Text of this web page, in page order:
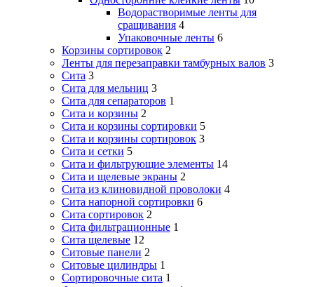
Водорастворимые ленты для
сращивания 4
Упаковочные ленты 6
Корзины сортировок 2
Ленты для перезаправки тамбурных валов 3
Сита 3
Сита для мельниц 3
Сита для сепараторов 1
Сита и корзины 2
Сита и корзины сортировки 5
Сита и корзины сортировок 3
Сита и сетки 5
Сита и фильтрующие элементы 14
Сита и щелевые экраны 2
Сита из клиновидной проволоки 4
Сита напорной сортировки 6
Сита сортировок 2
Сита фильтрационные 1
Сита щелевые 12
Ситовые панели 2
Ситовые цилиндры 1
Сортировочные сита 1